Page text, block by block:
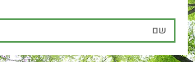
גולן, שמאחוריו מאות פרויקטים מסוג זה
עבור רצון המשפחה.
"לפעמים גם נעצרות לנו המילים…"